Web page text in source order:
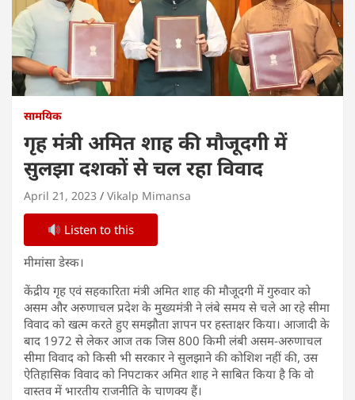
सामयिक
गृह मंत्री अमित शाह की मौजूदगी में
सुलझा दशकों से चल रहा विवाद
April 21, 2023 Vikalp Mimansa
Listen to this
मीमांसा डेस्क।
केंद्रीय गृह एवं सहकारिता मंत्री अमित शाह की मौजूदगी में गुरुवार को
असम और अरुणाचल प्रदेश के मुख्यमंत्री ने लंबे समय से चले आ रहे सीमा
विवाद को खत्म करते हुए समझौता ज्ञापन पर हस्ताक्षर किया। आजादी के
बाद 1972 से लेकर आज तक जिस 800 किमी लंबी असम-अरुणाचल
सीमा विवाद को किसी भी सरकार ने सुलझाने की कोशिश नहीं की, उस
ऐतिहासिक विवाद को निपटाकर अमित शाह ने साबित किया है कि वो
वास्तव में भारतीय राजनीति के चाणक्य हैं।